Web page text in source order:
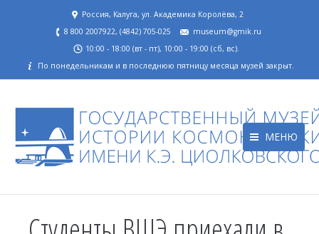
Россия, Калуга, ул. Академика Королёва, 2
8 800 2007922, (4842) 705-025
museum@gmik.ru
10:00 - 18:00 (вт - пт), 10:00 - 19:00 (сб, вс).
По понедельникам и в последнюю пятницу месяца музей закрыт.
МЕНЮ